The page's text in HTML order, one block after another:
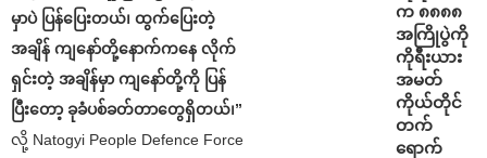
မှာပဲ ပြန်ပြေးတယ်၊ ထွက်ပြေးတဲ့
အချိန် ကျနော်တို့နောက်ကနေ လိုက်
ရှင်းတဲ့ အချိန်မှာ ကျနော်တို့ကို ပြန်
ပြီးတော့ ခုခံပစ်ခတ်တာတွေရှိတယ်၊”
လို့ Natogyi People Defence Force
က ၈၈၈၈
အကြိုပွဲကို
ကိုရီးယား
အမတ်
ကိုယ်တိုင်
တက်
ရောက်